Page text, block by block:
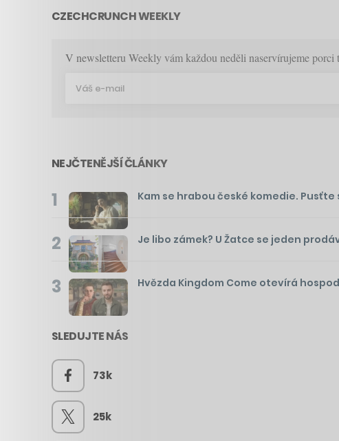
CZECHCRUNCH WEEKLY
V newsletteru Weekly vám každou neděli naservírujeme
NEJČTENĚJŠÍ ČLÁNKY
1 Kam se hrabou české komedie.
2 Je libo zámek? U Žatce se jeden
3 Hvězda Kingdom Come otevírá
SLEDUJTE NÁS
73k
25k